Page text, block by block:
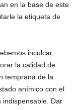
en la base de este
la etiqueta de
inculcar,
la calidad de
temprana de la
anímico con el
indispensable. Dar